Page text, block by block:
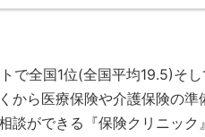
全国1位(全国平均19.5)そ
ら医療保険や介護保険の
ができる『保険クリニック